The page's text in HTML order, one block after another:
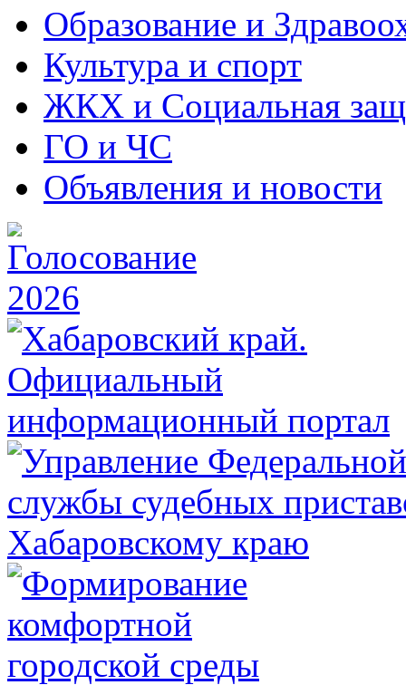
Образование и
Культура и спорт
ЖКХ и Социальная
ГО и ЧС
Объявления и новости